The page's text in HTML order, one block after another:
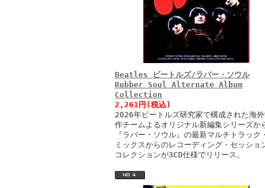
Beatles ビートルズ/ラバー・ソウル
Rubber Soul Alternate Album
Collection
2,261円(税込)
2026年ビートルズ研究家で構成された海外
作チームよるオリジナル新編集シリーズか
『ラバー・ソウル』の最新マルチトラック
ミックスからのレコーディング・セッショ
コレクションが3CD仕様でリリース。